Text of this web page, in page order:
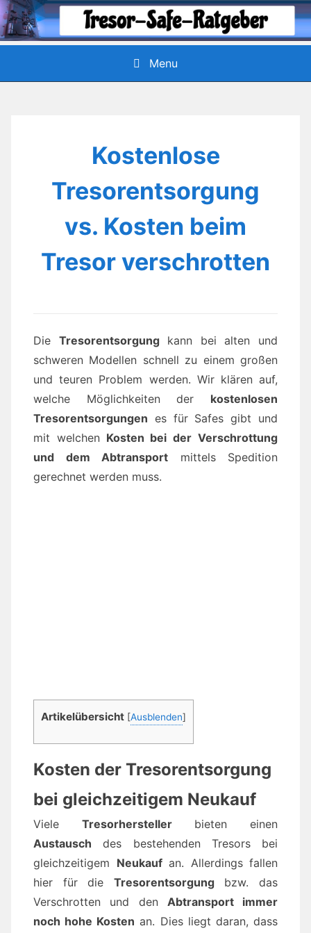
Skip
to
content
Menu
Kostenlose
Tresorentsorgung
vs. Kosten beim
Tresor verschrotten
Die Tresorentsorgungkann bei alten und
schweren Modellen schnell zu einem großen
und teuren Problem werden. Wir klären auf,
welche Möglichkeiten der kostenlosen
Tresorentsorgungen es für Safes gibt und
mit welchen Kosten bei der Verschrottung
und dem Abtransport mittels Spedition
gerechnet werden muss.
Artikelübersicht [Ausblenden]
Kosten der Tresorentsorgung
bei gleichzeitigem Neukauf
Viele Tresorherstellerbieten einen
Austausch des bestehenden Tresors bei
gleichzeitigem Neukaufan. Allerdings fallen
hier für die Tresorentsorgungbzw. das
Verschrotten und den Abtransport immer
noch hohe Kosten an. Dies liegt daran, dass